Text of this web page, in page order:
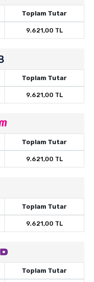
Toplam Tutar
9.621,00 TL
Toplam Tutar
9.621,00 TL
Toplam Tutar
9.621,00 TL
Toplam Tutar
9.621,00 TL
Toplam Tutar